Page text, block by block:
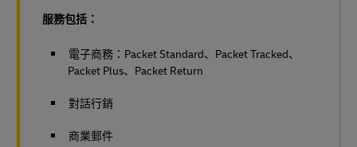
服務包括：
電子商務：Packet Standard、Packet Tracked、
Packet Plus、Packet Return
對話行銷
商業郵件